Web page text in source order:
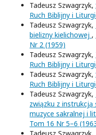
Tadeusz Szwagrzyk,
Ruch Biblijny i
Tadeusz Szwagrzyk,
bielizny kielichowej ,
Nr 2 (1959)
Tadeusz Szwagrzyk,
Ruch Biblijny i
Tadeusz Szwagrzyk,
Ruch Biblijny i
Tadeusz Szwagrzyk,
związku z instrukcją
muzyce sakralnej i
Tom 16 Nr 5–6